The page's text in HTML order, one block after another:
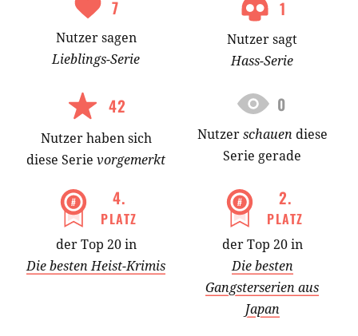
7
Nutzersagen
Lieblings-Serie
1
Nutzersagt
Hass-Serie
42
Nutzerhabensich
diese Serie vorgemerkt
0
Nutzerschauen diese
Serie gerade
4.
PLATZ
der Top 20 in
Die besten Heist-Krimis
2.
PLATZ
der Top 20 in
Die besten
Gangsterserien aus
Japan